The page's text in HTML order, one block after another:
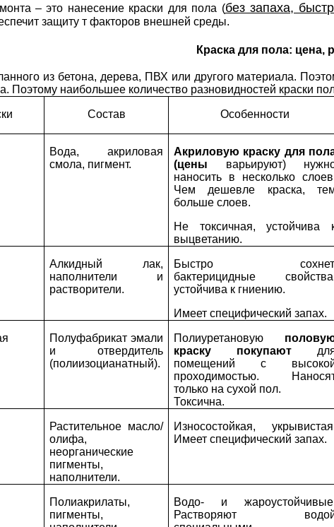
– это нанесение краски для пола (без запаха,
защиту т факторов внешней среды.
Краска для пола: цена,
из бетона, дерева, ПВХ или другого материала.
Поэтому наибольшее количество разновидностей краски
Состав Особенности
Вода, акриловая
смола, пигмент.
Акриловую краску для
(цены варьируют)
наносить в несколько
Чем дешевле краска,
больше слоев.
Не токсичная, устойчива
выцветанию.
Алкидный лак,
наполнители и
растворители.
Быстро
бактерицидные
устойчива к гниению.
Имеет специфический запах.
Полуфабрикат эмали
и отвердитель
(полиизоцианатный).
Полиуретановую
краску покупают
помещений с
проходимостью.
только на сухой пол.
Токсична.
Растительное масло/
олифа,
неорганические
пигменты,
наполнители.
Износостойкая,
Имеет специфический запах.
Полиакрилаты,
пигменты,
Водо- и
Растворяют